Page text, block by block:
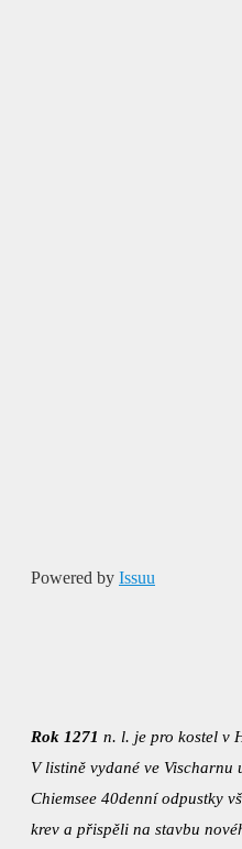
Powered by Issuu
Rok 1271 n. l. je pro kostel v
V listině vydané ve
Chiemsee 40denní odpustky
krev a přispěli na stavbu